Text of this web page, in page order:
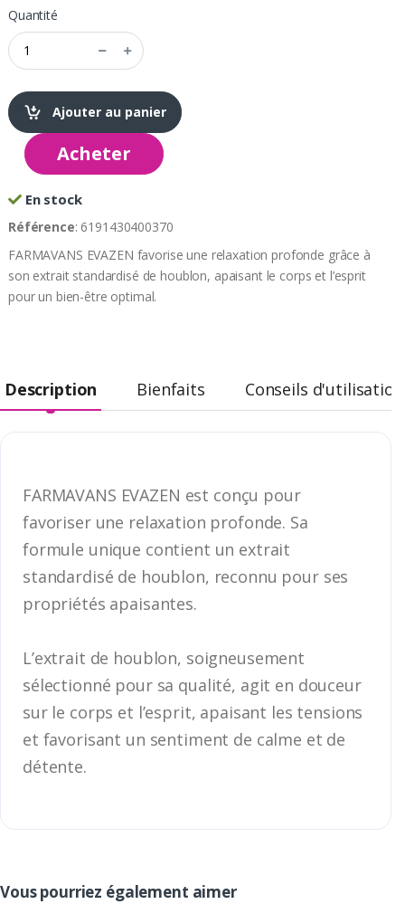
Quantité
Ajouter au panier
Acheter
En stock
Référence: 6191430400370
FARMAVANS EVAZEN favorise une relaxation profonde grâce à
son extrait standardisé de houblon, apaisant le corps et l’esprit
pour un bien-être optimal.
Description Bienfaits Conseils d'utilisation
FARMAVANS EVAZEN est conçu pour
favoriser une relaxation profonde. Sa
formule unique contient un extrait
standardisé de houblon, reconnu pour ses
propriétés apaisantes.
L’extrait de houblon, soigneusement
sélectionné pour sa qualité, agit en douceur
sur le corps et l’esprit, apaisant les tensions
et favorisant un sentiment de calme et de
détente.
Vous pourriez également aimer